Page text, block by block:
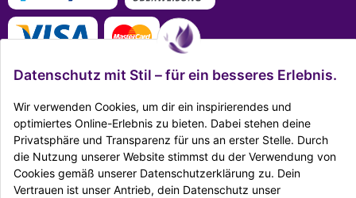
Mehr Infos zu den Zahlungsarten
Ausgezeichnet Zertifiziert
Datenschutz mit Stil – für ein besseres Erlebnis.
Wir verwenden Cookies, um dir ein inspirierendes und
optimiertes Online-Erlebnis zu bieten. Dabei stehen deine
Privatsphäre und Transparenz für uns an erster Stelle. Durch
die Nutzung unserer Website stimmst du der Verwendung von
Cookies gemäß unserer Datenschutzerklärung zu. Dein
Vertrauen ist unser Antrieb, dein Datenschutz unser